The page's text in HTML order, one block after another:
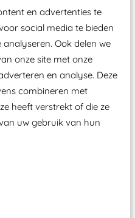
en advertenties te
social media te bieden
Ook delen we
onze site met onze
en analyse. Deze
combineren met
heeft verstrekt of die ze
uw gebruik van hun